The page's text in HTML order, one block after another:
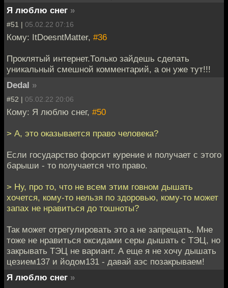
Я люблю снег »
#51 | 05.02.22 07:16
Кому: ItDoesntMatter, #36
Проклятый интернет.Только зайдешь сделать
уникальный смешной комментарий, а он уже тут!!!
Dedal »
#52 | 05.02.22 20:06
Кому: Я люблю снег, #50
> А, это оказывается право человека?
Если государство форсит курение и получает с этого
барыши - то получается что право.
> Ну, про то, что не всем этим говном дышать
хочется, кому-то нельзя по здоровью, кому-то может
запах не нравиться до тошноты?
Так может отрегулировать это а не запрещать. Мне
тоже не нравиться оксидами серы дышать с ТЭЦ, но
закрывать ТЭЦ не вариант. А еще я не хочу дышать
цезием137 и йодом131 - давай аэс позакрываем!
Я люблю снег »